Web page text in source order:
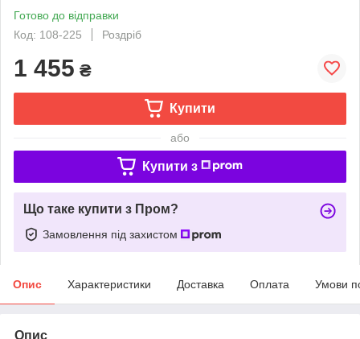
Готово до відправки
Код: 108-225
Роздріб
1 455 ₴
Купити
або
Купити з
Що таке купити з Пром?
Замовлення під захистом
Опис Характеристики Доставка Оплата Умови
Опис